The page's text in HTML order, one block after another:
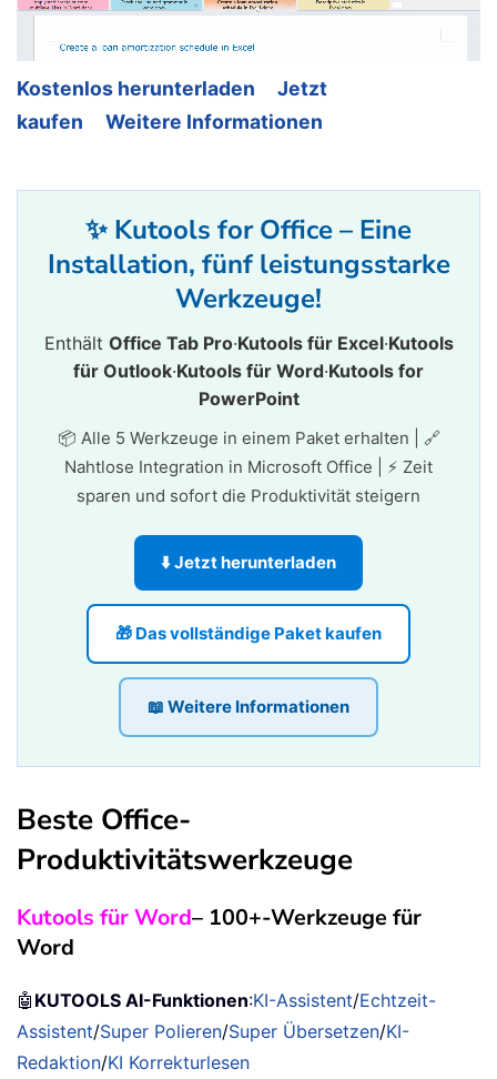
Kostenlos herunterladen
Jetzt
kaufen
Weitere Informationen
✨ Kutools for Office – Eine
Installation, fünf leistungsstarke
Werkzeuge!
Enthält Office Tab Pro·Kutools für Excel·Kutools
für Outlook·Kutools für Word·Kutools for
PowerPoint
📦 Alle 5 Werkzeuge in einem Paket erhalten | 🔗
Nahtlose Integration in Microsoft Office | ⚡ Zeit
sparen und sofort die Produktivität steigern
⬇️ Jetzt herunterladen
🎁 Das vollständige Paket kaufen
📖 Weitere Informationen
Beste Office-
Produktivitätswerkzeuge
Kutools für Word– 100+-Werkzeuge für
Word
🤖 KUTOOLS AI-Funktionen:KI-Assistent/Echtzeit-
Assistent/Super Polieren/Super Übersetzen/KI-
Redaktion/KI Korrekturlesen